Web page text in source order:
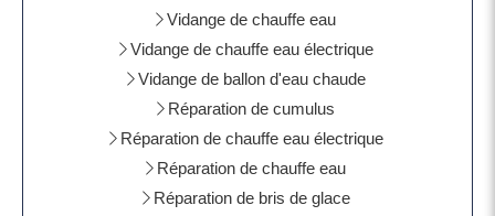
Vidange de chauffe eau
Vidange de chauffe eau électrique
Vidange de ballon d'eau chaude
Réparation de cumulus
Réparation de chauffe eau électrique
Réparation de chauffe eau
Réparation de bris de glace